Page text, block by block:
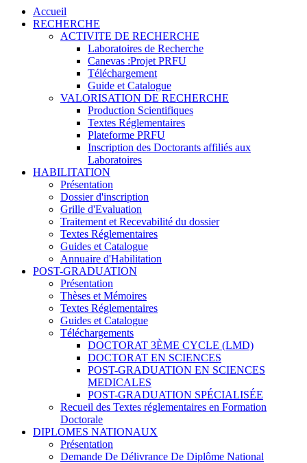
Accueil
RECHERCHE
ACTIVITE DE RECHERCHE
Laboratoires de Recherche
Canevas :Projet PRFU
Téléchargement
Guide et Catalogue
VALORISATION DE RECHERCHE
Production Scientifiques
Textes Réglementaires
Plateforme PRFU
Inscription des Doctorants affiliés aux
Laboratoires
HABILITATION
Présentation
Dossier d'inscription
Grille d'Evaluation
Traitement et Recevabilité du dossier
Textes Réglementaires
Guides et Catalogue
Annuaire d'Habilitation
POST-GRADUATION
Présentation
Thèses et Mémoires
Textes Réglementaires
Guides et Catalogue
Téléchargements
DOCTORAT 3ÈME CYCLE (LMD)
DOCTORAT EN SCIENCES
POST-GRADUATION EN SCIENCES
MEDICALES
POST-GRADUATION SPÉCIALISÉE
Recueil des Textes réglementaires en Formation
Doctorale
DIPLOMES NATIONAUX
Présentation
Demande De Délivrance De Diplôme National